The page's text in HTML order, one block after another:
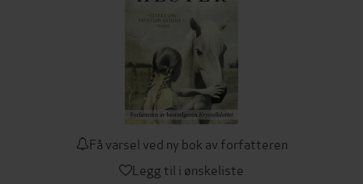
Få varsel ved ny bok av forfatteren
Legg til i ønskeliste